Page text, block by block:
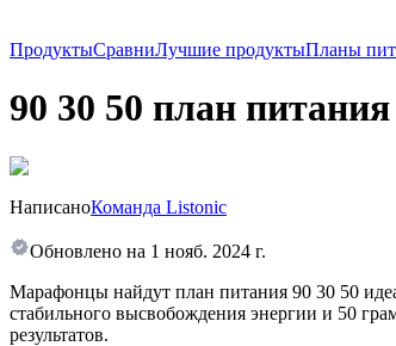
ПродуктыСравниЛучшие продуктыПланы
90 30 50 план
НаписаноКоманда Listonic
Обновлено на 1 нояб. 2024 г.
Марафонцы найдут план питания 90 30 50
стабильного высвобождения энергии и 50
результатов.